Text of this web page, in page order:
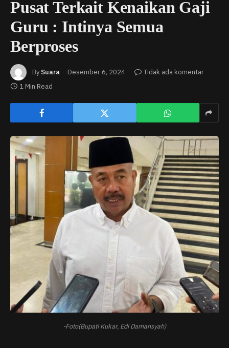
Pusat Terkait Kenaikan Gaji
Guru : Intinya Semua
Berproses
By Suara Desember 6, 2024
Tidak ada komentar
1 Min Read
-Foto(Bupati Kukar, Edi Damansyah)